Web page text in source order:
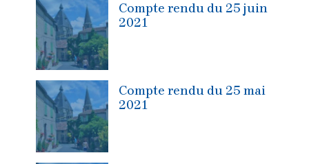
Compte rendu du 25 juin
2021
Compte rendu du 25 mai
2021